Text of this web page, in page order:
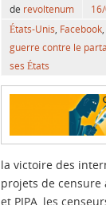
de revoltenum
États-Unis Facebook
guerre contre le
ses États
la victoire des
projets de censure
et PIPA, les